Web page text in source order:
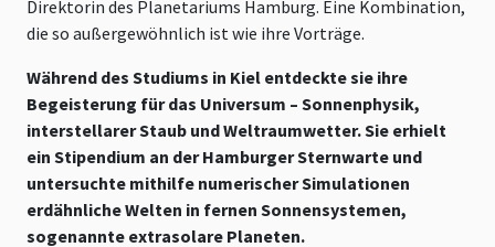
Direktorin des Planetariums Hamburg. Eine Kombination,
die so außergewöhnlich ist wie ihre Vorträge.
Während des Studiums in Kiel entdeckte sie ihre
Begeisterung für das Universum – Sonnenphysik,
interstellarer Staub und Weltraumwetter. Sie erhielt
ein Stipendium an der Hamburger Sternwarte und
untersuchte mithilfe numerischer Simulationen
erdähnliche Welten in fernen Sonnensystemen,
sogenannte extrasolare Planeten.